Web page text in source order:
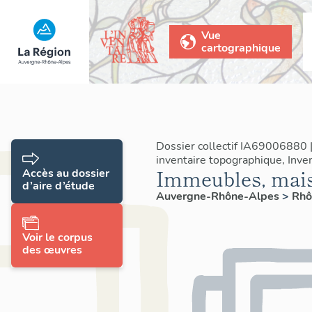
Vue
cartographique
Dossier collectif IA69006880
inventaire topographique,
Immeubles,
Auvergne-Rhône-Alpes>
Accès au dossier
d’aire d’étude
Voir le corpus
des œuvres